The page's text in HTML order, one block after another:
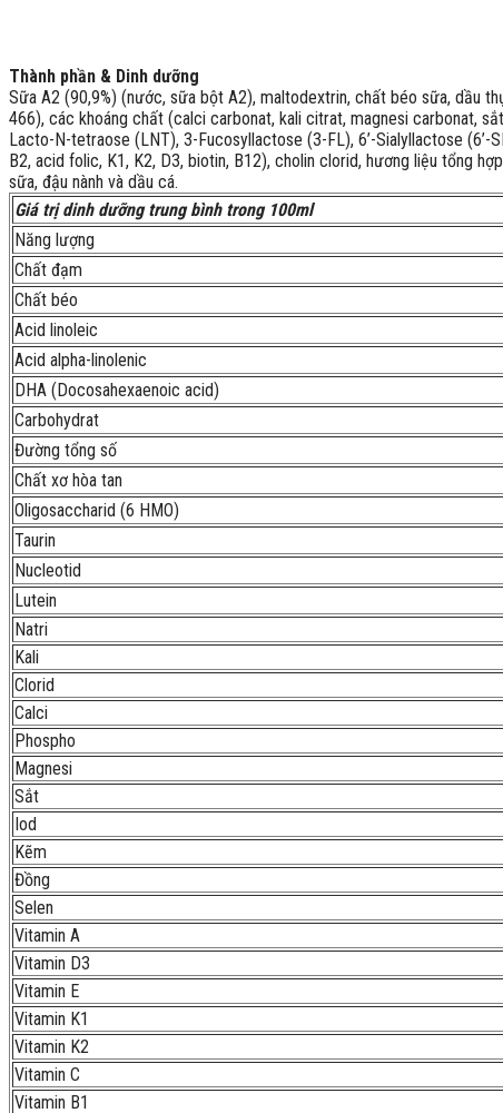
Thành phần & Dinh dưỡng
Sữa A2 (90,9%) (nước, sữa bột A2), maltodextrin, chất béo sữa, dầu
466), các khoáng chất (calci carbonat, kali citrat, magnesi carbonat,
Lacto-N-tetraose (LNT), 3-Fucosyllactose (3-FL), 6’-Sialyllactose (6’-
B2, acid folic, K1, K2, D3, biotin, B12), cholin clorid, hương liệu tổng
sữa, đậu nành và dầu cá.
Giá trị dinh dưỡng trung bình trong 100ml
Năng lượng
Chất đạm
Chất béo
Acid linoleic
Acid alpha-linolenic
DHA (Docosahexaenoic acid)
Carbohydrat
Đường tổng số
Chất xơ hòa tan
Oligosaccharid (6 HMO)
Taurin
Nucleotid
Lutein
Natri
Kali
Clorid
Calci
Phospho
Magnesi
Sắt
Iod
Kẽm
Đồng
Selen
Vitamin A
Vitamin D3
Vitamin E
Vitamin K1
Vitamin K2
Vitamin C
Vitamin B1